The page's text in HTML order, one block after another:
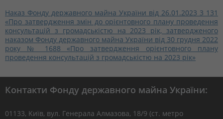
Наказ Фонду державного майна України від 26.01.2023 3 131
«Про затвердження змін до орієнтовного плану проведення
консультацій з громадськістю на 2023 рік, затвердженого
наказом Фонду державного майна України від 30 грудня 2022
року № 1688 «Про затвердження орієнтовного плану
проведення консультацій з громадськістю на 2023 рік»
Контакти Фонду державного майна України:
01133, Kиїв, вул. Генерала Алмазова, 18/9 (ст. метро